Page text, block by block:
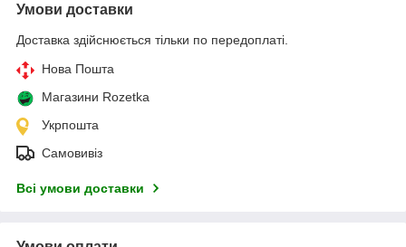
Умови доставки
Доставка здійснюється тільки по передоплаті.
Нова Пошта
Магазини Rozetka
Укрпошта
Самовивіз
Всі умови доставки